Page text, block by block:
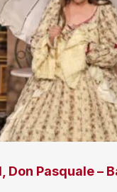
Don Pasquale –